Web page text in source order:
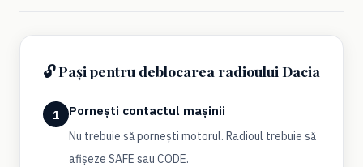
🔓 Pași pentru deblocarea radioului Dacia
1 Pornești contactul mașinii
Nu trebuie să pornești motorul. Radioul trebuie să
afișeze SAFE sau CODE.